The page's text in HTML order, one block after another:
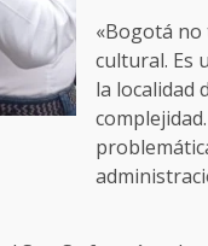
«Bogotá
cultural. Es
la localidad